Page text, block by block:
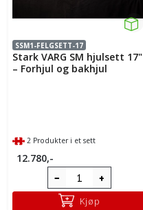
SSM1-FELGSETT-17
Stark VARG SM hjulsett 17"
– Forhjul og bakhjul
2 Produkter i et sett
12.780,-
Kjøp